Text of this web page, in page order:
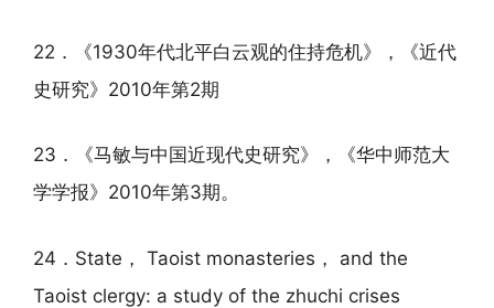
22．《1930年代北平白云观的住持危机》，《近代
史研究》2010年第2期
23．《马敏与中国近现代史研究》，《华中师范大
学学报》2010年第3期。
24．State， Taoist monasteries， and the
Taoist clergy: a study of the zhuchi crises